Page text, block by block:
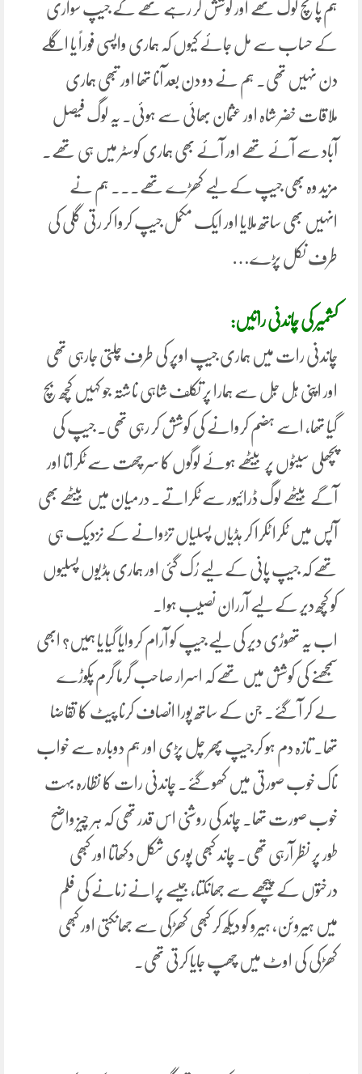
ہم پانچ لوگ تھے اور کوشش کر رہے تھے کے جیپ سواری
کے حساب سے مل جائے کیوں کہ ہماری واپسی فوراً یا اگلے
دن نہیں تھی۔ ہم نے دو دن بعد آنا تھا اور تبھی ہماری
ملاقات خضر شاہ اور عثمان بھائی سے ہوئی. یہ لوگ فیصل
آباد سے آئے تھے اور آئے بھی ہماری کوسٹر میں ہی تھے.
مزید وہ بھی جیپ کے لیے کھڑے تھے۔۔۔ ہم نے
انہیں بھی ساتھ ملایا اور ایک مکمل جیپ کروا کر رتی گلی کی
طرف نکل پڑے…
کشمیر کی چاندنی راتیں:
چاندنی رات میں ہماری جیپ اوپر کی طرف چلتی جارہی تھی
اور اپنی ہِل جُل سے ہمارا پر تکلف شاہی ناشتہ جو کہیں کچھ بچ
گیا تھا، اسے ہضم کروانے کی کوشش کر رہی تھی۔ جیپ کی
پچھلی سیٹوں پر بیٹھے ہوئے لوگوں کا سر چھت سے ٹکراتا اور
آگے بیٹھے لوگ ڈرائیور سے ٹکراتے۔ درمیان میں بیٹھے بھی
آپس میں ٹکرا ٹکرا کر ہڈیاں پسلیاں تڑوانے کے نزدیک ہی
تھے کہ جیپ پانی کے لیے رُک گئی اور ہماری ہڈیوں پسلیوں
کو کچھ دیر کے لیے آرران نصیب ہوا.
اب یہ تھوڑی دیر کی لیے جیپ کو آرام کروایا گیا یا ہمیں؟ ابھی
سمجھنے کی کوشش میں تھے کہ اسرار صاحب گرما گرم پکوڑے
لے کر آ گئے۔ جن کے ساتھ پورا انصاف کرنا پیٹ کا تقاضا
تھا۔ تازہ دم ہو کر جیپ پھر چل پڑی اور ہم دوبارہ سے خواب
ناک خوب صورتی میں کھو گئے۔ چاندنی رات کا نظارہ بہت
خوب صورت تھا۔ چاند کی روشنی اس قدر تھی کہ ہر چیز واضح
طور پر نظر آرہی تھی. چاند کبھی پوری شکل دکھاتا اور کبھی
درختوں کے پیچھے سے جھانکتا، جیسے پرانے زمانے کی فلم
میں ہیروئن، ہیرو کو دیکھ کر کبھی کھڑکی سے جھانکتی اور کبھی
کھڑکی کی اوٹ میں چھپ جایا کرتی تھی.